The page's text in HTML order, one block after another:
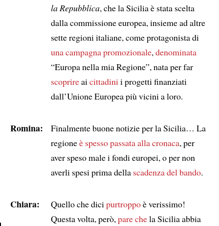
la Repubblica, che la Sicilia è stata scelta
dalla commissione europea, insieme ad altre
sette regioni italiane, come protagonista di
una campagna promozionale, denominata
“Europa nella mia Regione”, nata per far
scoprireai cittadini i progetti finanziati
dall’Unione Europea più vicini a loro.
Romina:
Finalmente buone notizie per la Sicilia… La
regioneè spesso passata alla cronaca, per
aver speso male i fondi europei, o per non
averli spesi prima della scadenza del bando.
Chiara: Quello che dici purtroppoè verissimo!
Questa volta, però, pare chela Sicilia abbia